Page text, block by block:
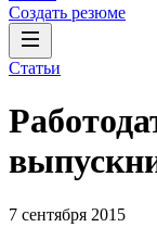
Создать резюме
Статьи
7 сентября 2015